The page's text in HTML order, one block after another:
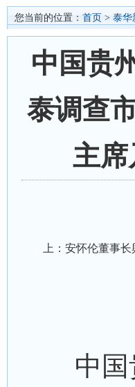
您当前的位置： 首页 > 泰华
中国贵
泰调查
主席
上：安怀伦董事
中国贵